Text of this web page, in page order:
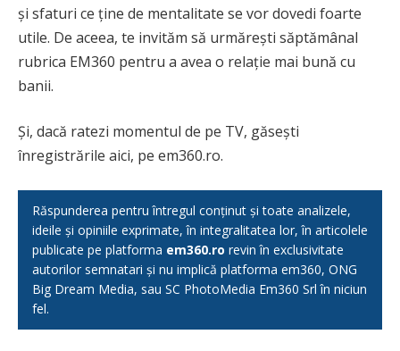
și sfaturi ce ține de mentalitate se vor dovedi foarte
utile. De aceea, te invităm să urmărești săptămânal
rubrica EM360 pentru a avea o relație mai bună cu
banii.
Și, dacă ratezi momentul de pe TV, găsești
înregistrările aici, pe em360.ro.
Răspunderea pentru întregul conținut și toate analizele,
ideile și opiniile exprimate, în integralitatea lor, în articolele
publicate pe platforma em360.ro revin în exclusivitate
autorilor semnatari și nu implică platforma em360, ONG
Big Dream Media, sau SC PhotoMedia Em360 Srl în niciun
fel.